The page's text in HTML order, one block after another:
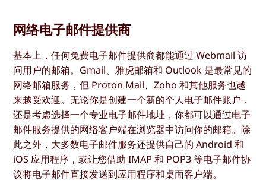
网络电子邮件提供商
基本上，任何免费电子邮件提供商都能通过 Webmail 访
问用户的邮箱。Gmail、雅虎邮箱和 Outlook 是最常见的
网络邮箱服务，但 Proton Mail、Zoho 和其他服务也越
来越受欢迎。无论你是创建一个新的个人电子邮件账户，
还是考虑选择一个专业电子邮件地址，你都可以通过电子
邮件服务提供的网络客户端在浏览器中访问你的邮箱。除
此之外，大多数电子邮件服务还提供自己的 Android 和
iOS 应用程序，或让您借助 IMAP 和 POP3 等电子邮件协
议将电子邮件直接发送到应用程序和桌面客户端。